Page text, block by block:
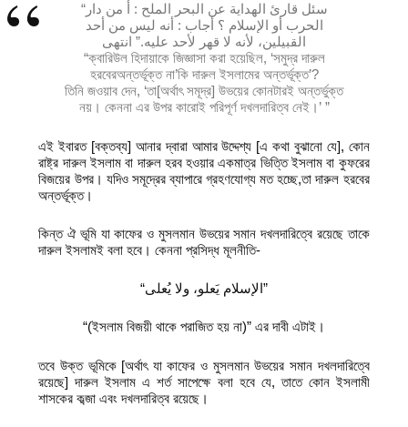
“سئل قارئ الهداية عن البحر الملح : أ من دار
الحرب أو الإسلام ؟ أجاب : أنه ليس من أحد
القبيلين، لأنه لا قهر لأحد عليه.” انتهى
“ক্বারিউল হিদায়াকে জিজ্ঞাসা করা হয়েছিল, ‘সমুদ্র দারুল
হরবেরঅন্তর্ভূক্ত না’কি দারুল ইসলামের অন্তর্ভূক্ত’?
তিনি জওয়াব দেন, ‘তা[অর্থাৎ সমূদ্র] উভয়ের কোনটারই অন্তর্ভুক্ত
নয়। কেননা এর উপর কারোই পরিপূর্ণ দখলদারিত্ব নেই।’ ”
এই ইবারত [বক্তব্য] আনার দ্বারা আমার উদ্দেশ্য [এ কথা বুঝানো যে], কোন
রাষ্ট্র দারুল ইসলাম বা দারুল হরব হওয়ার একমাত্র ভিত্তি ইসলাম বা কুফরের
বিজয়ের উপর। যদিও সমূদ্রের ব্যাপারে গ্রহণযোগ্য মত হচ্ছে,তা দারুল হরবের
অন্তর্ভূক্ত।
কিন্ত ঐ ভূমি যা কাফের ও মুসলমান উভয়ের সমান দখলদারিত্বে রয়েছে তাকে
দারুল ইসলামই বলা হবে। কেননা প্রসিদ্ধ মূলনীতি-
“الإسلام يَعلو، ولا يُعلى”
“(ইসলাম বিজয়ী থাকে পরাজিত হয় না)” এর দাবী এটাই।
তবে উক্ত ভূমিকে [অর্থাৎ যা কাফের ও মুসলমান উভয়ের সমান দখলদারিত্বে
রয়েছে] দারুল ইসলাম এ শর্ত সাপেক্ষে বলা হবে যে, তাতে কোন ইসলামী
শাসকের কব্জা এবং দখলদারিত্ব রয়েছে।